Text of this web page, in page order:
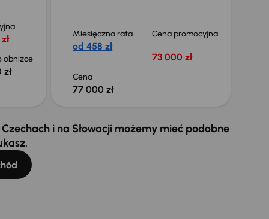
obniżce
Miesięczna rata
od 458 zł
Cena promocyjna
73 000 zł
Cena
77 000 zł
i na Słowacji możemy mieć podobne